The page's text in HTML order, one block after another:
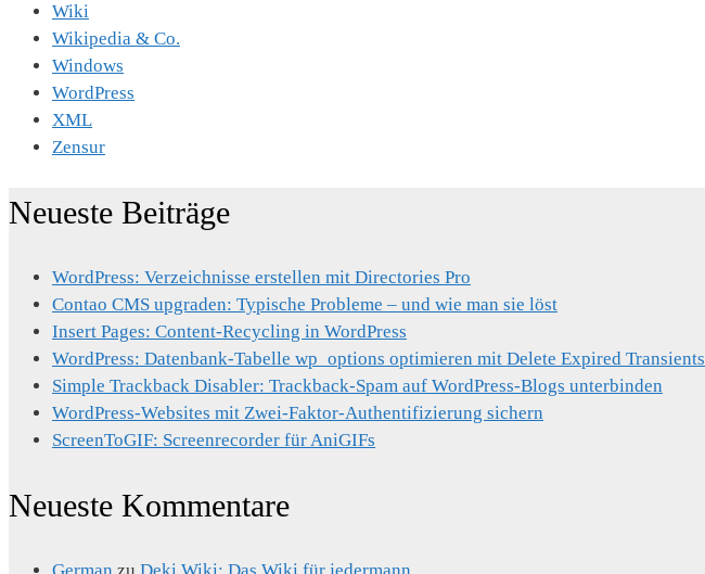
Wiki
Wikipedia & Co.
Windows
WordPress
XML
Zensur
Neueste Beiträge
WordPress: Verzeichnisse erstellen mit Directories Pro
Contao CMS upgraden: Typische Probleme – und wie man sie löst
Insert Pages: Content-Recycling in WordPress
WordPress: Datenbank-Tabelle wp_options optimieren mit Delete Expired Transients
Simple Trackback Disabler: Trackback-Spam auf WordPress-Blogs unterbinden
WordPress-Websites mit Zwei-Faktor-Authentifizierung sichern
ScreenToGIF: Screenrecorder für AniGIFs
Neueste Kommentare